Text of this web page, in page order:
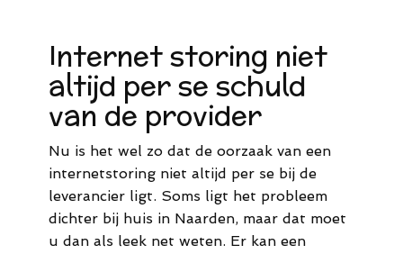
Internet storing niet
altijd per se schuld
van de provider
Nu is het wel zo dat de oorzaak van een
internetstoring niet altijd per se bij de
leverancier ligt. Soms ligt het probleem
dichter bij huis in Naarden, maar dat moet
u dan als leek net weten. Er kan een